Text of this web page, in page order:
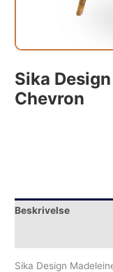
Sika
Chevron
Beskrivelse
Sika Design